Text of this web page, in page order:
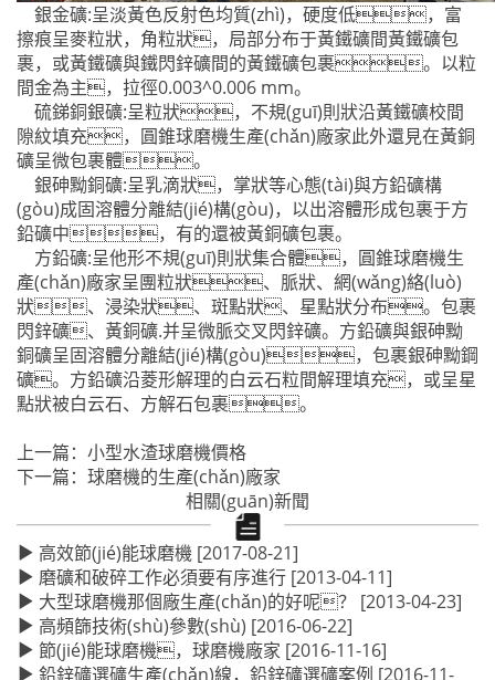
銀金礦:呈淡黃色反射色均質(zhì)，硬度低，富
擦痕呈麥粒狀，角粒狀，局部分布于黃鐵礦間黃鐵礦包
裹，或黃鐵礦與鐵閃鋅礦間的黃鐵礦包裹。以粒
間金為主，拉徑0.003^0.006 mm。
硫銻銅銀礦:呈粒狀，不規(guī)則狀沿黃鐵礦校間
隙紋填充，圓錐球磨機生產(chǎn)廠家此外還見在黃銅
礦呈微包裹體。
銀砷黝銅礦:呈乳滴狀，掌狀等心態(tài)與方鉛礦構
(gòu)成固溶體分離結(jié)構(gòu)，以出溶體形成包裹于方
鉛礦中，有的還被黃銅礦包裹。
方鉛礦:呈他形不規(guī)則狀集合體，圓錐球磨機生
產(chǎn)廠家呈團粒狀、脈狀、網(wǎng)絡(luò)
狀、浸染狀、斑點狀、星點狀分布。包裹
閃鋅礦、黃銅礦.并呈微脈交叉閃鋅礦。方鉛礦與銀砷黝
銅礦呈固溶體分離結(jié)構(gòu)，包裹銀砷黝鋼
礦。方鉛礦沿菱形解理的白云石粒間解理填充，或呈星
點狀被白云石、方解石包裹。
上一篇： 小型水渣球磨機價格
下一篇： 球磨機的生產(chǎn)廠家
相關(guān)新聞
高效節(jié)能球磨機 [2017-08-21]
磨礦和破碎工作必須要有序進行 [2013-04-11]
大型球磨機那個廠生產(chǎn)的好呢？ [2013-04-23]
高頻篩技術(shù)參數(shù) [2016-06-22]
節(jié)能球磨機，球磨機廠家 [2016-11-16]
鉛鋅礦選礦生產(chǎn)線，鉛鋅礦選礦案例 [2016-11-